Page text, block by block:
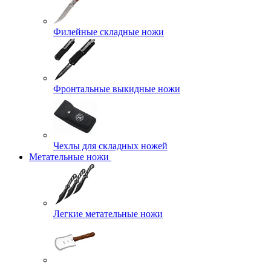
Филейные складные ножи
Фронтальные выкидные ножи
Чехлы для складных ножей
Метательные ножи
Легкие метательные ножи